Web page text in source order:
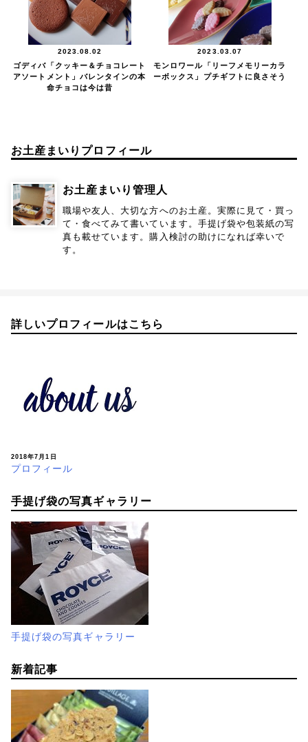
2023.08.02
ゴディバ「クッキー＆チョコレート
アソートメント」バレンタインの本
命チョコは今は昔
2023.03.07
モンロワール「リーフメモリーカラ
ーボックス」プチギフトに良さそう
お土産まいりプロフィール
お土産まいり管理人
職場や友人、大切な方へのお土産。実際に見て・買っ
て・食べてみて書いています。手提げ袋や包装紙の写
真も載せています。購入検討の助けになれば幸いで
す。
詳しいプロフィールはこちら
2018年7月1日
プロフィール
手提げ袋の写真ギャラリー
手提げ袋の写真ギャラリー
新着記事